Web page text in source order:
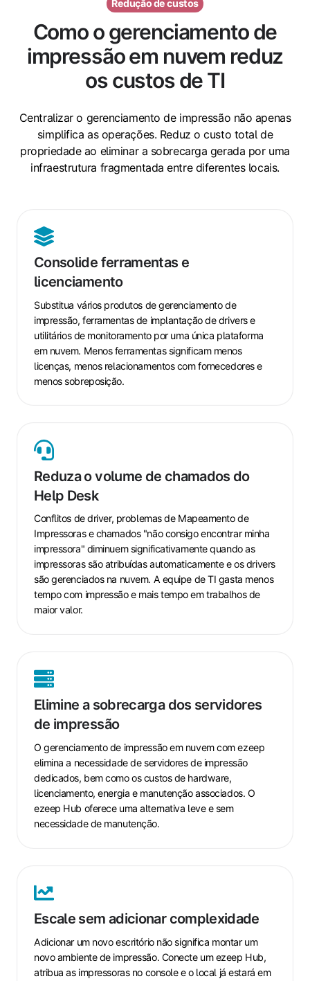
Redução de custos
Como o gerenciamento de
impressão em nuvem reduz
os custos de TI
Centralizar o gerenciamento de impressão não apenas
simplifica as operações. Reduz o custo total de
propriedade ao eliminar a sobrecarga gerada por uma
infraestrutura fragmentada entre diferentes locais.
Consolide ferramentas e
licenciamento
Substitua vários produtos de gerenciamento de
impressão, ferramentas de implantação de drivers e
utilitários de monitoramento por uma única plataforma
em nuvem. Menos ferramentas significam menos
licenças, menos relacionamentos com fornecedores e
menos sobreposição.
Consolide
ferramentas
e
licenciamento
Reduza o volume de chamados do
Help Desk
Conflitos de driver, problemas de Mapeamento de
Impressoras e chamados "não consigo encontrar minha
impressora" diminuem significativamente quando as
impressoras são atribuídas automaticamente e os drivers
são gerenciados na nuvem. A equipe de TI gasta menos
tempo com impressão e mais tempo em trabalhos de
maior valor.
Reduza
volume
de
chamados
do
Help
Desk
Elimine a sobrecarga dos servidores
de impressão
O gerenciamento de impressão em nuvem com ezeep
elimina a necessidade de servidores de impressão
dedicados, bem como os custos de hardware,
licenciamento, energia e manutenção associados. O
ezeep Hub oferece uma alternativa leve e sem
necessidade de manutenção.
Elimine
sobrecarga
dos
servidores
de
impressão
Escale sem adicionar complexidade
Adicionar um novo escritório não significa montar um
novo ambiente de impressão. Conecte um ezeep Hub,
atribua as impressoras no console e o local já estará em
Escale
adicionar
complexidade